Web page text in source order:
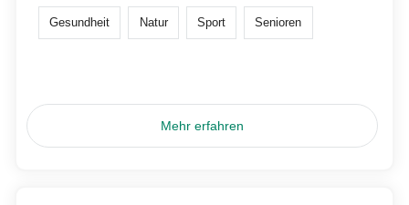
Gesundheit Natur Sport Senioren
Mehr erfahren